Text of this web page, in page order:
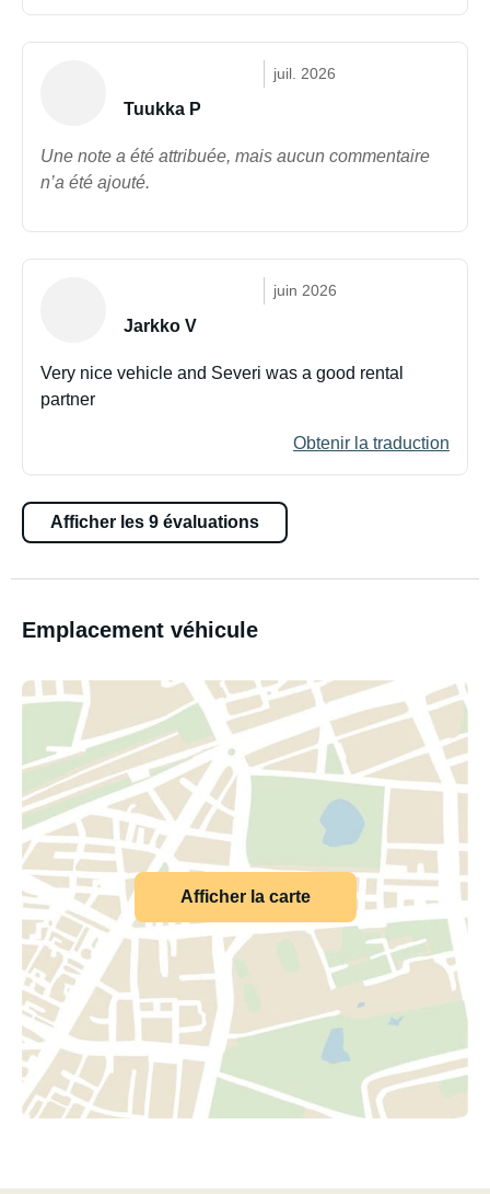
juil. 2026
Tuukka P
Une note a été attribuée, mais aucun commentaire
n’a été ajouté.
juin 2026
Jarkko V
Very nice vehicle and Severi was a good rental
partner
Obtenir la traduction
Afficher les 9 évaluations
Emplacement véhicule
Afficher la carte